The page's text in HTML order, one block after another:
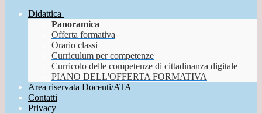
Didattica
Panoramica
Offerta formativa
Orario classi
Curriculum per competenze
Curricolo delle competenze di cittadinanza digitale
PIANO DELL'OFFERTA FORMATIVA
Area riservata Docenti/ATA
Contatti
Privacy